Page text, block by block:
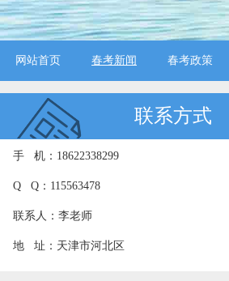
网站首页 春考新闻 春考政策
联系方式
手 机：18622338299
Q Q：115563478
联系人：李老师
地 址：天津市河北区